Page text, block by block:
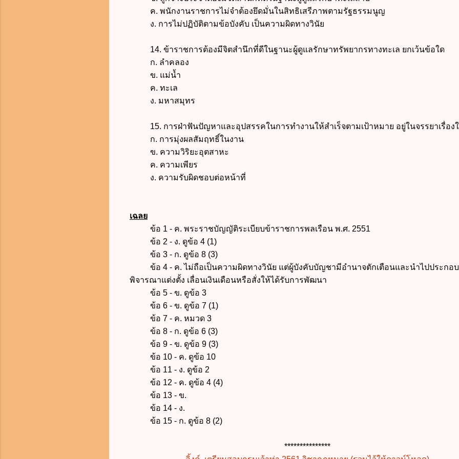
ค. พนักงานราชการไม่จำต้องยึดมั่นในสิทธิเสรีภาพตามรัฐธรรมนูญ
ง. การไม่ปฏิบัติตามข้อบังคับ เป็นความผิดทางวินัย
14. ข้าราชการต้องมีจิตสำนึกที่ดีในฐานะผู้ดูแลรักษาทรัพยากรทางทะเล ยกเว้นข้อใด
ก. ลำคลอง
ข. แม่น้ำ
ค. ทะเล
ง. มหาสมุทร
15. การฝ่าฟันปัญหาและอุปสรรคในการทำงานให้สำเร็จตามเป้าหมาย อยู่ในจรรยาเรื่อง
ก. การมุ่งผลสัมฤทธิ์ในงาน
ข. ความวิริยะอุตสาหะ
ค. ความเพียร
ง. ความรับผิดชอบต่อหน้าที่
เฉลย
ข้อ 1 - ค. พระราชบัญญัติระเบียบข้าราชการพลเรือน พ.ศ. 2551
ข้อ 2 - ง. ดูข้อ 4 (1)
ข้อ 3 - ก. ดูข้อ 8 (3)
ข้อ 4 - ค. ไม่ถือเป็นความผิดทางวินัย แต่ผู้บังคับบัญชามีอำนาจตักเตือนและนำไปประกอ
พิจารณาแต่งตั้ง เลื่อนเงินเดือนหรือสั่งให้ได้รับการพัฒนา
ข้อ 5 - ข. ดูข้อ 3
ข้อ 6 - ข. ดูข้อ 7 (1)
ข้อ 7 - ค. หมวด 3
ข้อ 8 - ก. ดูข้อ 6 (3)
ข้อ 9 - ข. ดูข้อ 9 (3)
ข้อ 10 - ค. ดูข้อ 10
ข้อ 11 - ง. ดูข้อ 2
ข้อ 12 - ค. ดูข้อ 4 (4)
ข้อ 13 - ข.
ข้อ 14 - ง.
ข้อ 15 - ก. ดูข้อ 8 (2)
***************